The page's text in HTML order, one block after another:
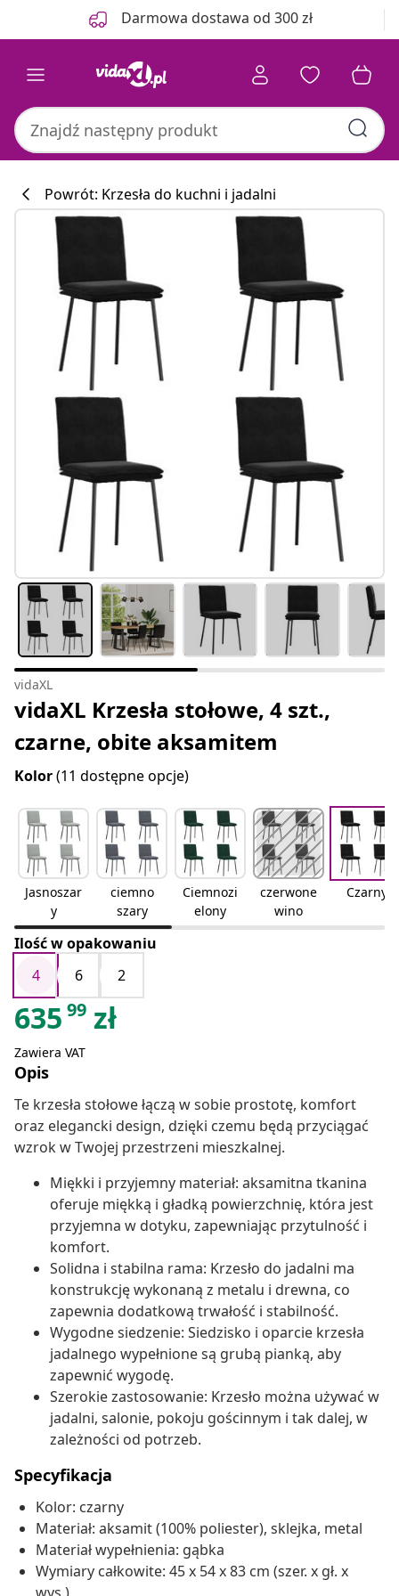
Darmowa dostawa od 300 zł
Powrót: Krzesła do kuchni i jadalni
vidaXL
vidaXL Krzesła stołowe, 4 szt.,
czarne, obite aksamitem
Kolor(11 dostępne opcje)
Jasnoszar
y
ciemno
szary
Ciemnozi
elony
czerwone
wino
Czarny
Ilość w opakowaniu
4
6 2
635 99 zł
Zawiera VAT
Opis
Te krzesła stołowe łączą w sobie prostotę, komfort
oraz elegancki design, dzięki czemu będą przyciągać
wzrok w Twojej przestrzeni mieszkalnej.
Miękki i przyjemny materiał: aksamitna tkanina
oferuje miękką i gładką powierzchnię, która jest
przyjemna w dotyku, zapewniając przytulność i
komfort.
Solidna i stabilna rama: Krzesło do jadalni ma
konstrukcję wykonaną z metalu i drewna, co
zapewnia dodatkową trwałość i stabilność.
Wygodne siedzenie: Siedzisko i oparcie krzesła
jadalnego wypełnione są grubą pianką, aby
zapewnić wygodę.
Szerokie zastosowanie: Krzesło można używać w
jadalni, salonie, pokoju gościnnym i tak dalej, w
zależności od potrzeb.
Specyfikacja
Kolor: czarny
Materiał: aksamit (100% poliester), sklejka, metal
Materiał wypełnienia: gąbka
Wymiary całkowite: 45 x 54 x 83 cm (szer. x gł. x